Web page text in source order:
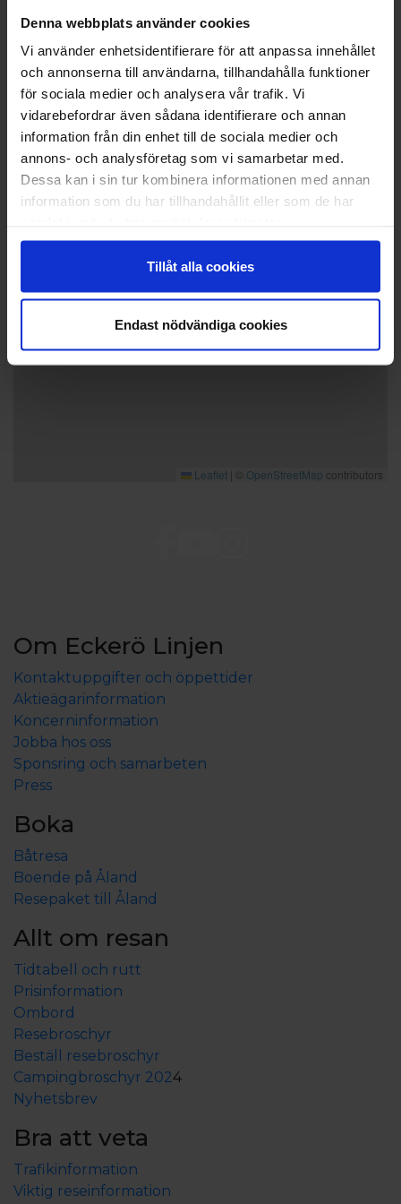
Denna webbplats använder cookies
Vi använder enhetsidentifierare för att anpassa innehållet
och annonserna till användarna, tillhandahålla funktioner
för sociala medier och analysera vår trafik. Vi
vidarebefordrar även sådana identifierare och annan
information från din enhet till de sociala medier och
annons- och analysföretag som vi samarbetar med.
Dessa kan i sin tur kombinera informationen med annan
information som du har tillhandahållit eller som de har
Tillåt alla cookies
Endast nödvändiga cookies
tandemcykel och uppleva Ålands vackra natur.
Boendet är lika unikt som gården själv! Välj mellan
ett mysigt glampingtält eller en natt i gårdens
väderkvarn – en upplevelse utöver det vanliga. För
kyliga kvällar finns vårt orangeri, där du kan slå dig
ner och njuta av stämningen bland grönskande
växter. En vistelse på vår bondgård är en chans att
koppla av, njuta av naturen och uppleva djurlivet
på nära håll. Välkommen till en minnesvärd
Full återbetalning fram tills 7 dagar före ankomst.
Compact living i gårdens Väderkvarn
+
−
Leaflet OpenStreetMap contributors
Om Eckerö Linjen
Kontaktuppgifter och öppettider
Aktieägarinformation
Koncerninformation
Jobba hos oss
Sponsring och samarbeten
Press
Boka
Båtresa
Boende på Åland
Resepaket till Åland
Allt om resan
Tidtabell och rutt
Prisinformation
Ombord
Resebroschyr
Beställ resebroschyr
Campingbroschyr 2024
Nyhetsbrev
Bra att veta
Trafikinformation
Viktig reseinformation